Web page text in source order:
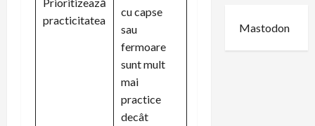
practicitatea
cu capse
sau
fermoare
sunt mult
mai
practice
decât
Mastodon